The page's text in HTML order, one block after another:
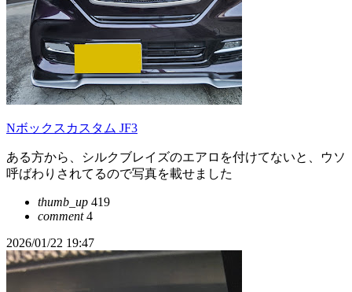
Nボックスカスタム JF3
ある方から、シルクブレイズのエアロを付けてないと、ウソ
呼ばわりされてるので写真を載せました
thumb_up 419
comment4
2026/01/22 19:47